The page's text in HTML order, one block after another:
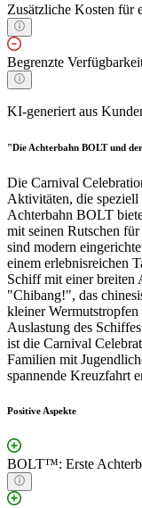
Zusätzliche Kosten für
Begrenzte
KI-generiert aus
"Die Achterbahn BOLT und
Die Carnival
Aktivitäten, die
Achterbahn BOLT
mit seinen Rutschen
sind modern
einem erlebnisreichen
Schiff mit einer breiten
"Chibang!", das
kleiner
Auslastung des
ist die Carnival
Familien mit
spannende Kreuzfahrt
Positive Aspekte
BOLT™: Erste